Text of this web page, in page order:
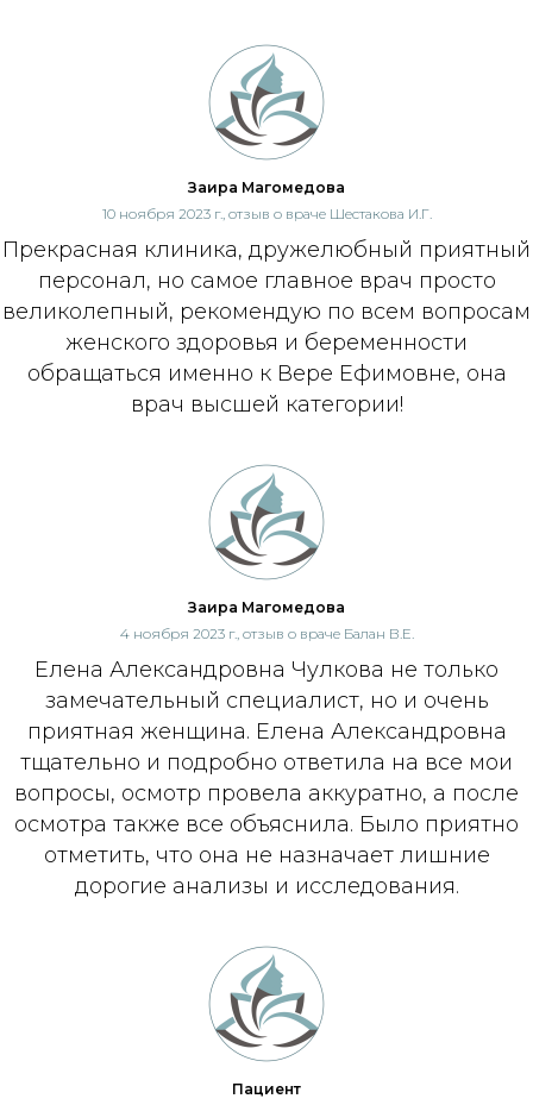
Заира Магомедова
10 ноября 2023 г., отзыв о враче Шестакова И.Г.
Прекрасная клиника, дружелюбный приятный
персонал, но самое главное врач просто
великолепный, рекомендую по всем вопросам
женского здоровья и беременности
обращаться именно к Вере Ефимовне, она
врач высшей категории!
Заира Магомедова
4 ноября 2023 г., отзыв о враче Балан В.Е.
Елена Александровна Чулкова не только
замечательный специалист, но и очень
приятная женщина. Елена Александровна
тщательно и подробно ответила на все мои
вопросы, осмотр провела аккуратно, а после
осмотра также все объяснила. Было приятно
отметить, что она не назначает лишние
дорогие анализы и исследования.
Пациент